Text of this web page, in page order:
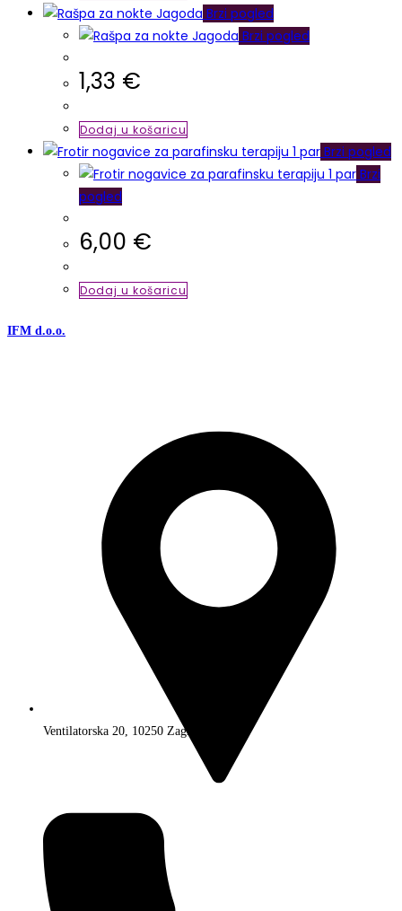
Brzi pogled
Brzi pogled
1,33 €
Dodaj u košaricu
Brzi pogled
Brzi
pogled
6,00 €
Dodaj u košaricu
IFM d.o.o.
Ventilatorska 20, 10250 Zagreb